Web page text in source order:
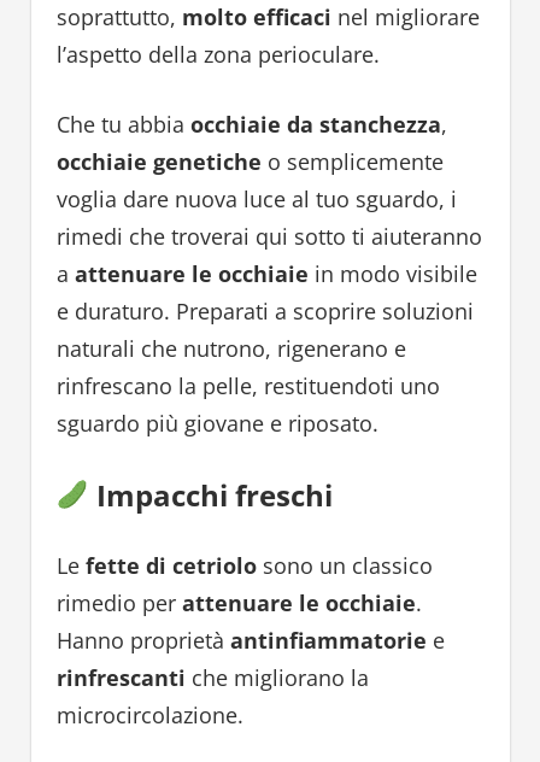
soprattutto, molto efficaci nel migliorare
l’aspetto della zona perioculare.
Che tu abbia occhiaie da stanchezza,
occhiaie genetiche o semplicemente
voglia dare nuova luce al tuo sguardo, i
rimedi che troverai qui sotto ti aiuteranno
a attenuare le occhiaie in modo visibile
e duraturo. Preparati a scoprire soluzioni
naturali che nutrono, rigenerano e
rinfrescano la pelle, restituendoti uno
sguardo più giovane e riposato.
Impacchi freschi
Le fette di cetriolosono un classico
rimedio per attenuare le occhiaie.
Hanno proprietà antinfiammatorie e
rinfrescanti che migliorano la
microcircolazione.